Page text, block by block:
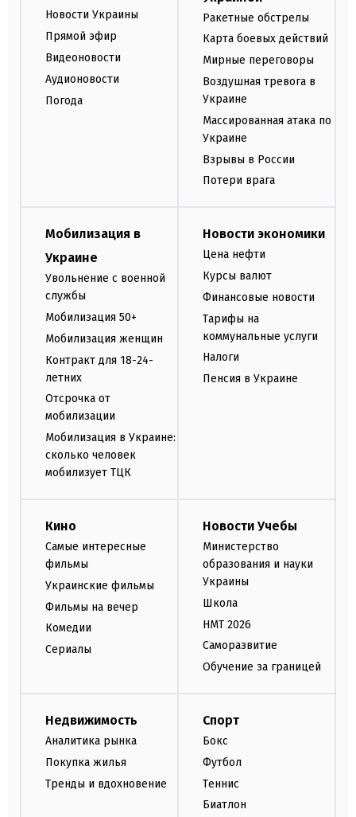
Новости Украины
Прямой эфир
Видеоновости
Аудионовости
Погода
Ракетные обстрелы
Карта боевых действий
Мирные переговоры
Воздушная тревога в
Украине
Массированная атака по
Украине
Взрывы в России
Потери врага
Мобилизация в
Украине
Увольнение с военной
службы
Мобилизация 50+
Мобилизация женщин
Контракт для 18-24-
летних
Отсрочка от
мобилизации
Мобилизация в Украине:
сколько человек
мобилизует ТЦК
Новости экономики
Цена нефти
Курсы валют
Финансовые новости
Тарифы на
коммунальные услуги
Налоги
Пенсия в Украине
Кино
Самые интересные
фильмы
Украинские фильмы
Фильмы на вечер
Комедии
Сериалы
Новости Учебы
Министерство
образования и науки
Украины
Школа
НМТ 2026
Саморазвитие
Обучение за границей
Недвижимость
Аналитика рынка
Покупка жилья
Тренды и вдохновение
Спорт
Бокс
Футбол
Теннис
Биатлон